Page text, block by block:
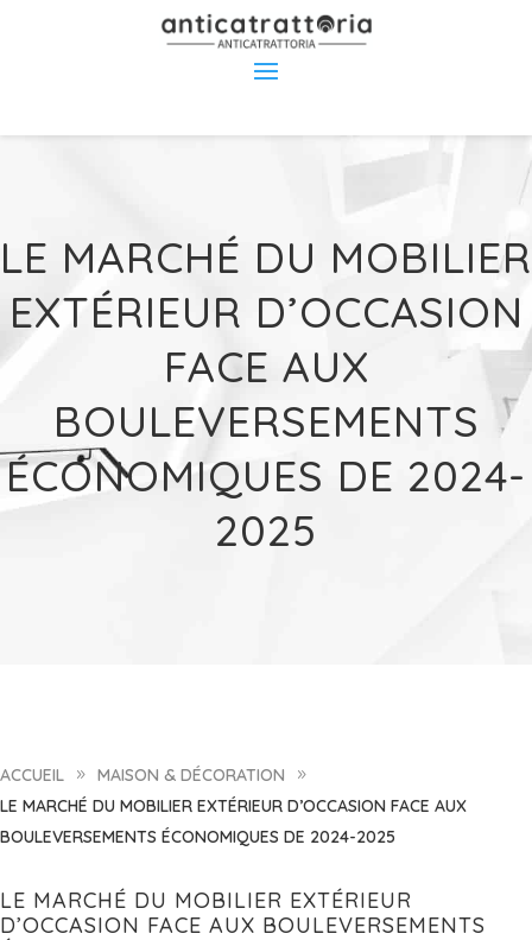
LE MARCHÉ DU MOBILIER
EXTÉRIEUR D’OCCASION
FACE AUX
BOULEVERSEMENTS
ÉCONOMIQUES DE 2024-
2025
ACCUEIL 9 MAISON & DÉCORATION 9
LE MARCHÉ DU MOBILIER EXTÉRIEUR D’OCCASION FACE AUX
BOULEVERSEMENTS ÉCONOMIQUES DE 2024-2025
LE MARCHÉ DU MOBILIER EXTÉRIEUR
D’OCCASION FACE AUX BOULEVERSEMENTS